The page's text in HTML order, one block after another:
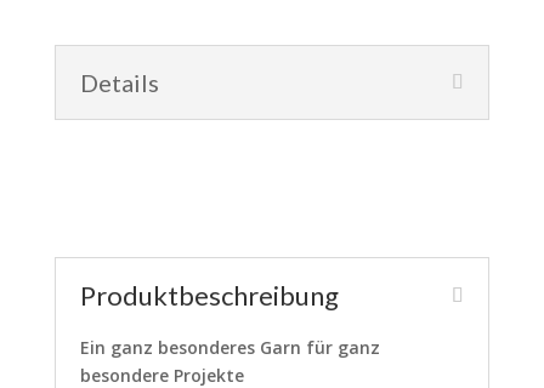
Details
Produktbeschreibung
Ein ganz besonderes Garn für ganz
besondere Projekte